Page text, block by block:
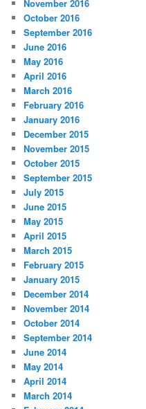
November 2016
October 2016
September 2016
June 2016
May 2016
April 2016
March 2016
February 2016
January 2016
December 2015
November 2015
October 2015
September 2015
July 2015
June 2015
May 2015
April 2015
March 2015
February 2015
January 2015
December 2014
November 2014
October 2014
September 2014
June 2014
May 2014
April 2014
March 2014